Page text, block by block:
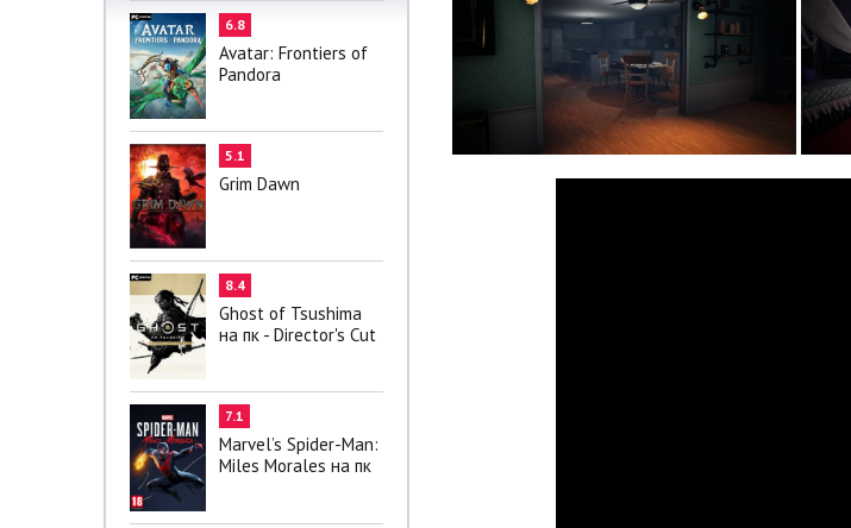
6.8
Avatar: Frontiers of
Pandora
5.1
Grim Dawn
8.4
Ghost of Tsushima
на пк - Director's Cut
7.1
Marvel’s Spider-Man:
Miles Morales на пк